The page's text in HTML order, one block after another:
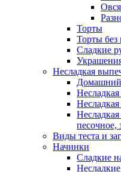
Торты
Торты без
Сладкие
Несладкая
Домашний
Несладкая
песочное,
Виды теста и
Начинки
Сладкие